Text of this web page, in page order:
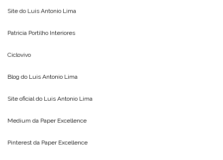
Site do Luis Antonio Lima
Patricia Portilho Interiores
Ciclovivo
Blog do Luis Antonio Lima
Site oficial do Luis Antonio Lima
Medium da Paper Excellence
Pinterest da Paper Excellence